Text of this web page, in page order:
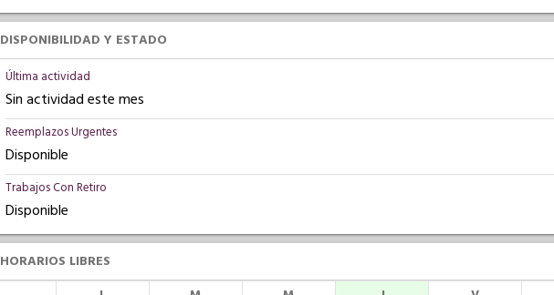
DISPONIBILIDAD Y ESTADO
Última actividad
Sin actividad este mes
Reemplazos Urgentes
Disponible
Trabajos Con Retiro
Disponible
HORARIOS LIBRES